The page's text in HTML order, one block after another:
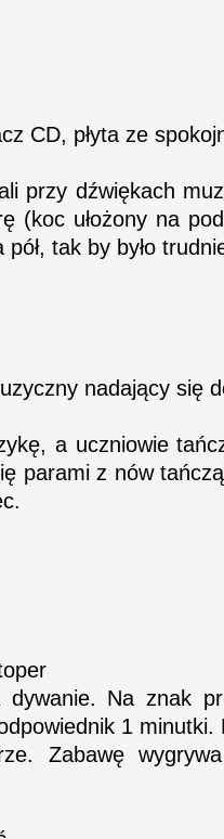
CD, płyta ze
przy dźwiękach
(koc ułożony na
pół, tak by było
nadający się
a uczniowie
parami z nów
dywanie. Na znak
1
Zabawę